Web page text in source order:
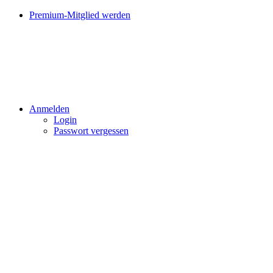
Premium-Mitglied werden
Anmelden
Login
Passwort vergessen